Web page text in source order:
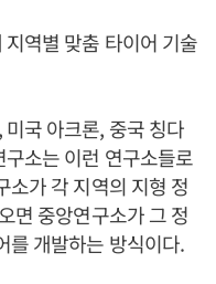
역별 맞춤 타이어 기술
국 아크론, 중국 칭다
소는 이런 연구소들로
소가 각 지역의 지형 정
면 중앙연구소가 그 정
를 개발하는 방식이다.